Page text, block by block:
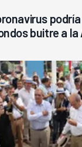
buitre a